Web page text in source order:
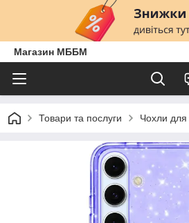
Магазин МББМ
Товари та послуги Чохли